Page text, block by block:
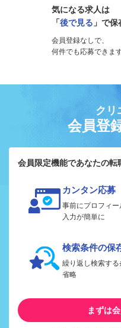
気になる求人は
「後で見る 」で保
会員登録なしで、
何件でも応募できます
クリ
会員登
会員限定機能であなたの転
カンタン応募
事前にプロフィ
入力が簡単に
検索条件の保
繰り返し検索す
省略
まずは